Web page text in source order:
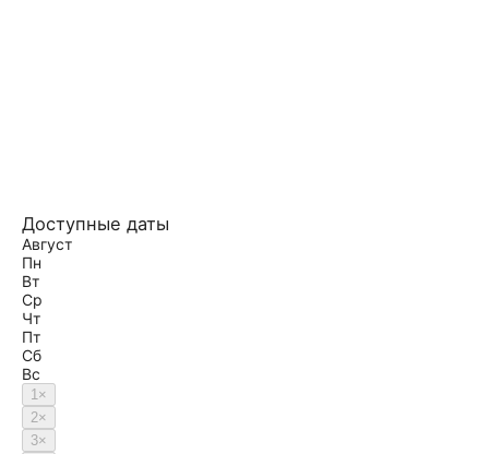
Доступные даты
Август
Пн
Вт
Ср
Чт
Пт
Сб
Вс
1×
2×
3×